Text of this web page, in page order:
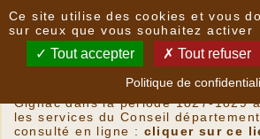
Plan cadastral napoléonien
Ancien cadastre dit
L'ancien cadastre dont les relevés
Gignac dans la période 1827-1829
les services du Conseil
consulté en ligne : cliquer sur ce
Ce site utilise des cookies et vous
sur ceux que vous souhaitez activer
Tout accepter Tout refuser
Politique de